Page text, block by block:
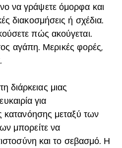
να γράψετε όμορφα και
διακοσμήσεις ή σχέδια.
πώς ακούγεται.
αγάπη. Μερικές φορές,
διάρκειας μιας
για
κατανόησης μεταξύ των
μπορείτε να
και το σεβασμό. Η